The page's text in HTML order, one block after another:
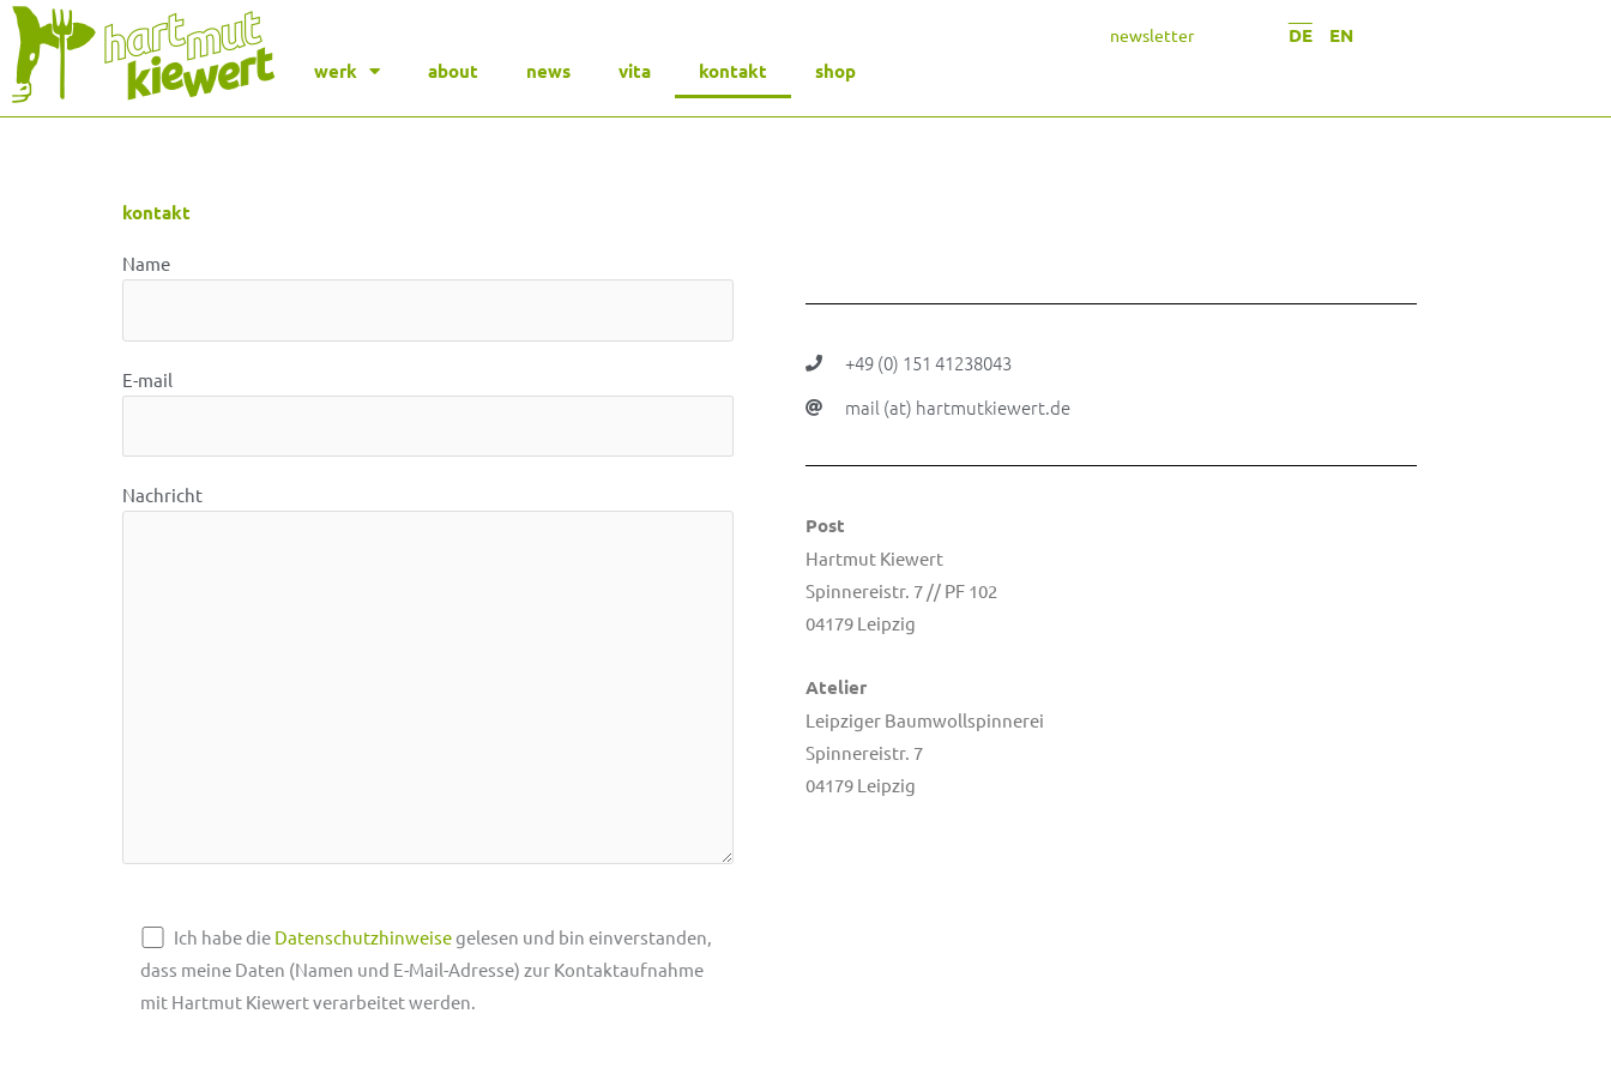
werk about news vita kontakt shop
newsletter DE EN
kontakt
Name
E-mail
Nachricht
Ich habe die Datenschutzhinweisegelesen und bin einverstanden,
dass meine Daten (Namen und E-Mail-Adresse) zur Kontaktaufnahme
mit Hartmut Kiewert verarbeitet werden.
+49 (0) 151 41238043
mail (at) hartmutkiewert.de
Post
Hartmut Kiewert
Spinnereistr. 7 // PF 102
04179 Leipzig
Atelier
Leipziger Baumwollspinnerei
Spinnereistr. 7
04179 Leipzig